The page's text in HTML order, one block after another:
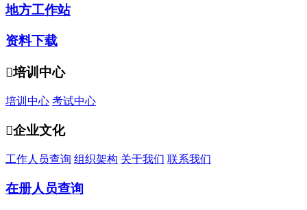
地方工作站
资料下载
培训中心
培训中心 考试中心
企业文化
工作人员查询 组织架构 关于我们 联系我们
在册人员查询